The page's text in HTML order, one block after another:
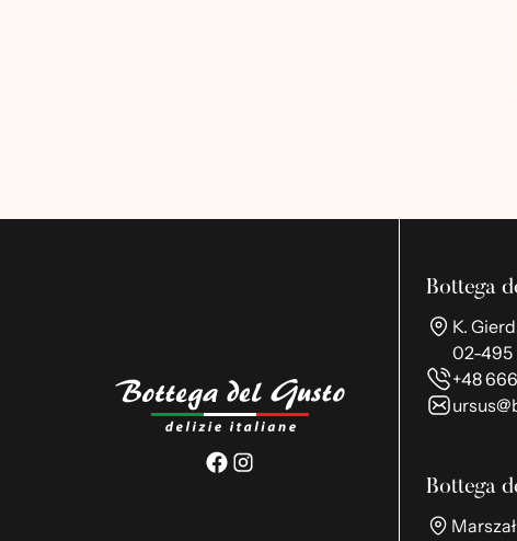
Bottega
K.
02-495
+48
Bottega